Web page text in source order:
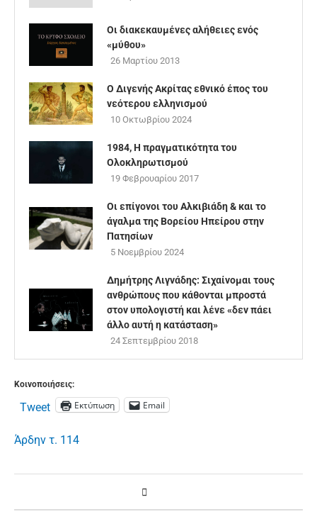
Οι διακεκαυμένες αλήθειες ενός
«μύθου»
26 Μαρτίου 2013
Ο Διγενής Ακρίτας εθνικό έπος του
νεότερου ελληνισμού
10 Οκτωβρίου 2024
1984, Η πραγματικότητα του
Ολοκληρωτισμού
19 Φεβρουαρίου 2017
Οι επίγονοι του Αλκιβιάδη & και το
άγαλμα της Βορείου Ηπείρου στην
Πατησίων
5 Νοεμβρίου 2024
Δημήτρης Λιγνάδης: Σιχαίνομαι τους
ανθρώπους που κάθονται μπροστά
στον υπολογιστή και λένε «δεν πάει
άλλο αυτή η κατάσταση»
24 Σεπτεμβρίου 2018
Κοινοποιήσεις:
Tweet Εκτύπωση Email
Άρδην τ. 114